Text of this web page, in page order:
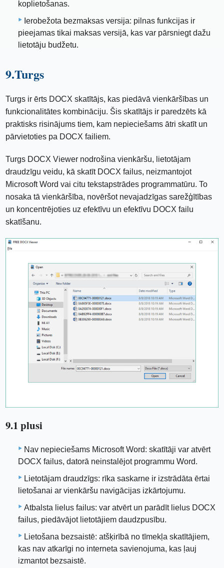
koplietošanas.
Ierobežota bezmaksas versija: pilnas funkcijas ir
pieejamas tikai maksas versijā, kas var pārsniegt dažu
lietotāju budžetu.
9.Turgs
Turgs ir ērts DOCX skatītājs, kas piedāvā vienkāršības un
funkcionalitātes kombināciju. Šis skatītājs ir paredzēts kā
praktisks risinājums tiem, kam nepieciešams ātri skatīt un
pārvietoties pa DOCX failiem.
Turgs DOCX Viewer nodrošina vienkāršu, lietotājam
draudzīgu veidu, kā skatīt DOCX failus, neizmantojot
Microsoft Word vai citu tekstapstrādes programmatūru. To
nosaka tā vienkāršība, novēršot nevajadzīgas sarežģītības
un koncentrējoties uz efektīvu un efektīvu DOCX failu
skatīšanu.
9.1 plusi
Nav nepieciešams Microsoft Word: skatītāji var atvērt
DOCX failus, datorā neinstalējot programmu Word.
Lietotājam draudzīgs: rīka saskarne ir izstrādāta ērtai
lietošanai ar vienkāršu navigācijas izkārtojumu.
Atbalsta lielus failus: var atvērt un parādīt lielus DOCX
failus, piedāvājot lietotājiem daudzpusību.
Lietošana bezsaistē: atšķirībā no tīmekļa skatītājiem,
kas nav atkarīgi no interneta savienojuma, kas ļauj
izmantot bezsaistē.